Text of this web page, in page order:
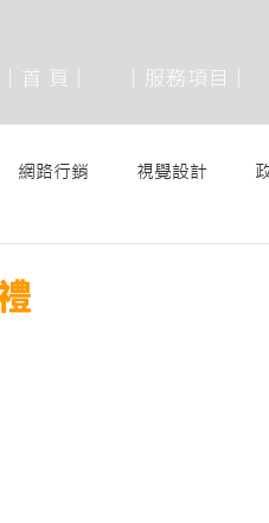
│首 頁│ │服務項目│
網路行銷 視覺設計